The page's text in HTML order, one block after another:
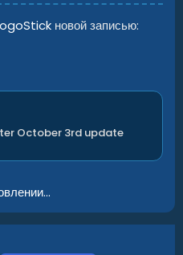
новой записью:
October 3rd update